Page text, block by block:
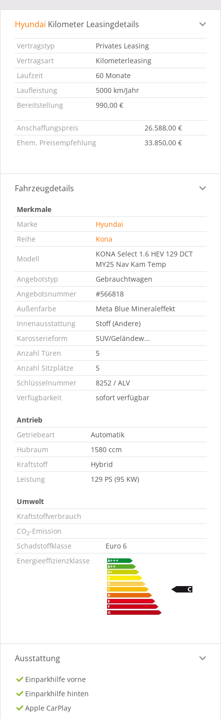
Leasingdetails Fahrzeugdetails
Hyundai Kilometer Leasingdetails
Vertragstyp
Privates Leasing
Vertragsart
Kilometerleasing
Laufzeit
60 Monate
Laufleistung
5000 km/Jahr
Bereitstellung
990,00 €
Anschaffungspreis
26.588,00 €
Ehem. Preisempfehlung
33.850,00 €
Fahrzeugdetails
Merkmale
Marke
Hyundai
Reihe
Kona
Modell
KONA Select 1.6 HEV 129 DCT
MY25 Nav Kam Temp
Angebotstyp
Gebrauchtwagen
Angebotsnummer
#566818
Außenfarbe
Meta Blue Mineraleffekt
Innenausstattung
Stoff (Andere)
Karosserieform
SUV/Geländew...
Anzahl Türen
5
Anzahl Sitzplätze
5
Schlüsselnummer
8252 / ALV
Verfügbarkeit
sofort verfügbar
Antrieb
Getriebeart
Automatik
Hubraum
1580 ccm
Kraftstoff
Hybrid
Leistung
129 PS (95 KW)
Umwelt
Kraftstoffverbrauch
CO2-Emission
Schadstoffklasse
Euro 6
Energieeffizienzklasse
Ausstattung
Einparkhilfe vorne
Einparkhilfe hinten
Apple CarPlay